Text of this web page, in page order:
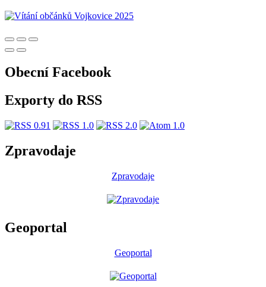
Obecní Facebook
Exporty do RSS
Zpravodaje
Zpravodaje
Geoportal
Geoportal